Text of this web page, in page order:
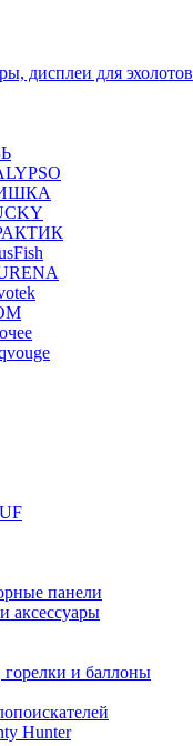
дисплеи для эхолотов
панели
аксессуары
и баллоны
Hunter